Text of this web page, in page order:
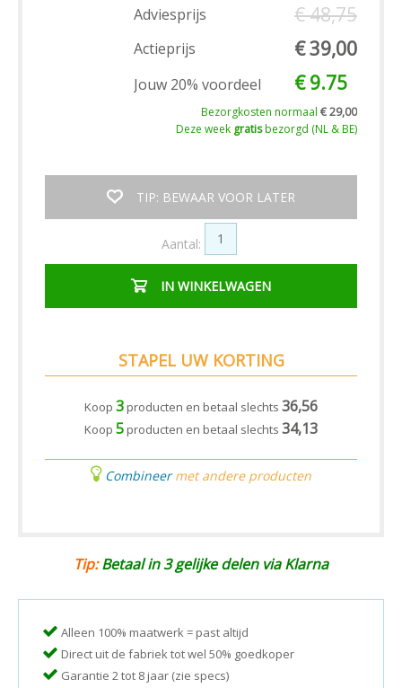
Adviesprijs € 48,75
Actieprijs € 39,00
Jouw 20% voordeel € 9.75
Bezorgkosten normaal € 29,00
Deze week gratisbezorgd (NL & BE)
TIP: BEWAAR VOOR LATER
Aantal:
IN WINKELWAGEN
STAPEL UW KORTING
Koop 3 producten en betaal slechts 36,56
Koop 5 producten en betaal slechts 34,13
Combineermet andere producten
Tip:Betaal in 3 gelijke delen via Klarna
Alleen 100% maatwerk = past altijd
Direct uit de fabriek tot wel 50% goedkoper
Garantie 2 tot 8 jaar (zie specs)